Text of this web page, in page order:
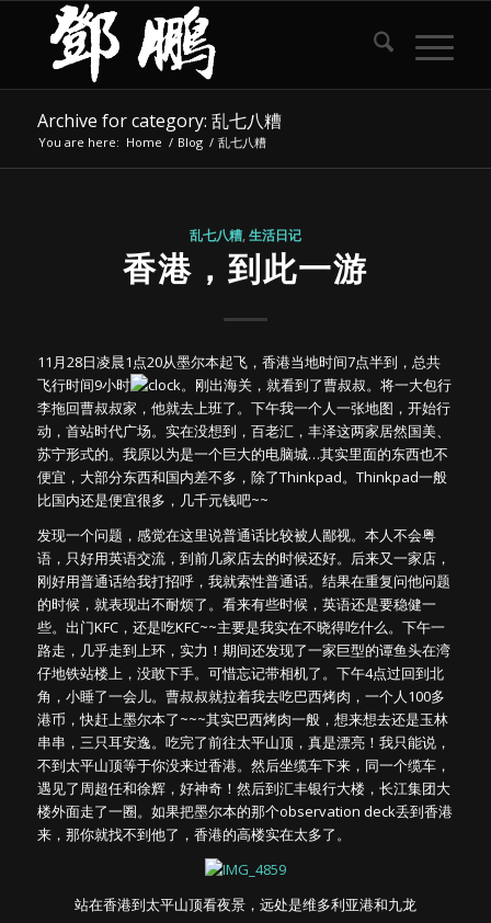
Archive for category: 乱七八糟
You are here: Home / Blog / 乱七八糟
乱七八糟, 生活日记
香港，到此一游
11月28日凌晨1点20从墨尔本起飞，香港当地时间7点半到，总共
飞行时间9小时
。刚出海关，就看到了曹叔叔。将一大包行
李拖回曹叔叔家，他就去上班了。下午我一个人一张地图，开始行
动，首站时代广场。实在没想到，百老汇，丰泽这两家居然国美、
苏宁形式的。我原以为是一个巨大的电脑城…其实里面的东西也不
便宜，大部分东西和国内差不多，除了Thinkpad。Thinkpad一般
比国内还是便宜很多，几千元钱吧~~
发现一个问题，感觉在这里说普通话比较被人鄙视。本人不会粤
语，只好用英语交流，到前几家店去的时候还好。后来又一家店，
刚好用普通话给我打招呼，我就索性普通话。结果在重复问他问题
的时候，就表现出不耐烦了。看来有些时候，英语还是要稳健一
些。出门KFC，还是吃KFC~~主要是我实在不晓得吃什么。下午一
路走，几乎走到上环，实力！期间还发现了一家巨型的谭鱼头在湾
仔地铁站楼上，没敢下手。可惜忘记带相机了。下午4点过回到北
角，小睡了一会儿。曹叔叔就拉着我去吃巴西烤肉，一个人100多
港币，快赶上墨尔本了~~~其实巴西烤肉一般，想来想去还是玉林
串串，三只耳安逸。吃完了前往太平山顶，真是漂亮！我只能说，
不到太平山顶等于你没来过香港。然后坐缆车下来，同一个缆车，
遇见了周超任和徐辉，好神奇！然后到汇丰银行大楼，长江集团大
楼外面走了一圈。如果把墨尔本的那个observation deck丢到香港
来，那你就找不到他了，香港的高楼实在太多了。
站在香港到太平山顶看夜景，远处是维多利亚港和九龙